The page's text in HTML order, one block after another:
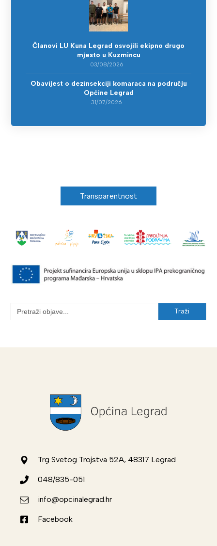
Članovi LU Kuna Legrad osvojili ekipno drugo
mjesto u Kuzmincu
03/08/2026
Obavijest o dezinsekciji komaraca na području
Općine Legrad
31/07/2026
Transparentnost
Search
for:
Trg Svetog Trojstva 52A, 48317 Legrad
048/835-051
info@opcinalegrad.hr
Facebook